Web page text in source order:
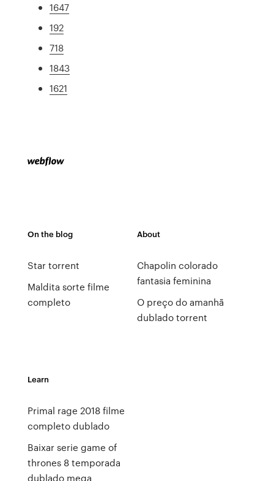
1647
192
718
1843
1621
On the blog
Star torrent
Maldita sorte filme
completo
About
Chapolin colorado
fantasia feminina
O preço do amanhã
dublado torrent
Learn
Primal rage 2018 filme
completo dublado
Baixar serie game of
thrones 8 temporada
dublado mega